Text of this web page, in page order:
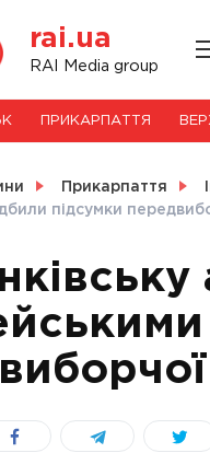
rai.ua
RAI Media group
ПРИКАРПАТТЯ
Прикарпаття
підсумки